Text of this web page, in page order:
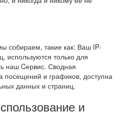
собираем, такие как: Ваш IP-
используются только для
наш Cервис. Сводная
посещений и графиков, доступна
данных и страниц.
и